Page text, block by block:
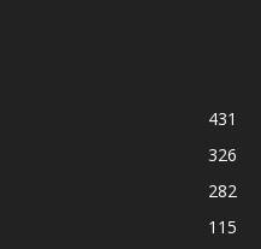
431
326
282
115